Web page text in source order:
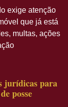
exige atenção
que já está
multas, ações
jurídicas para
posse